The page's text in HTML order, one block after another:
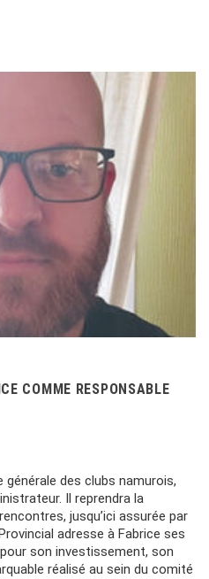
COMME RESPONSABLE
des clubs namurois,
Il reprendra la
jusqu’ici assurée par
adresse à Fabrice ses
son investissement, son
réalisé au sein du comité